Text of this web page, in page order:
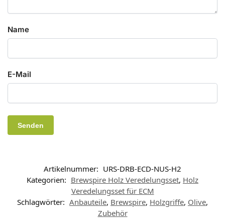
Name
E-Mail
Artikelnummer: URS-DRB-ECD-NUS-H2
Kategorien: Brewspire Holz Veredelungsset, Holz
Veredelungsset für ECM
Schlagwörter: Anbauteile, Brewspire, Holzgriffe, Olive,
Zubehör